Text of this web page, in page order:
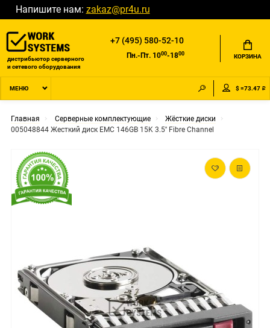
Напишите нам: zakaz@pr4u.ru
дистрибьютор серверного
и сетевого оборудования
+7 (495) 580-52-10
Пн.-Пт. 1000-1800 КОРЗИНА
МЕНЮ $ =73.47 ₽
Главная Серверные комплектующие
Жёсткие диски
005048844 Жесткий диск EMC 146GB 15K 3.5'' Fibre Channel